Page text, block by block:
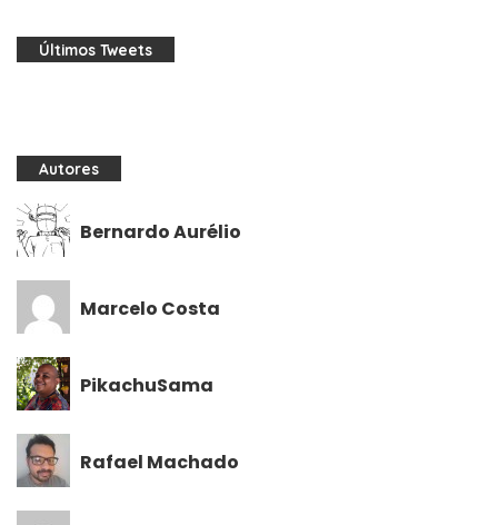
Últimos Tweets
Autores
Bernardo Aurélio
Marcelo Costa
PikachuSama
Rafael Machado